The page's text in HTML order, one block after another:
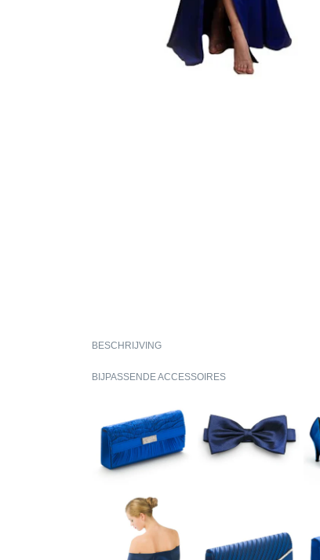
BESCHRIJVING
BIJPASSENDE ACCESSOIRES